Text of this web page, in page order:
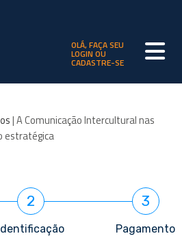
OLÁ, FAÇA SEU
LOGIN OU
CADASTRE-SE
| A Comunicação Intercultural nas
estratégica
2 3
Pagamento